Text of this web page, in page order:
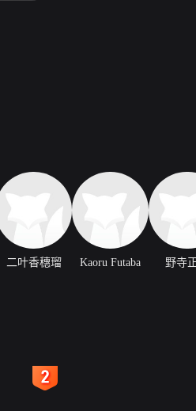
二叶香穗瑠 Kaoru Futaba 野寺